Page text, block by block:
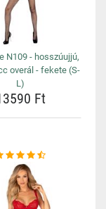
N109 - hosszúujjú,
overál - fekete (S-
L)
Ft